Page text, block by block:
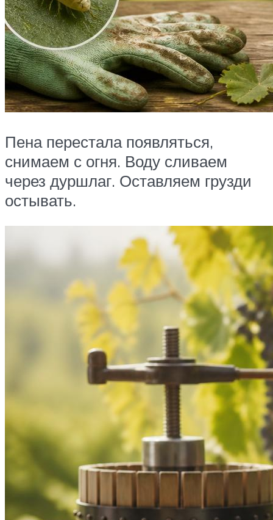
Пена перестала появляться,
снимаем с огня. Воду сливаем
через дуршлаг. Оставляем грузди
остывать.